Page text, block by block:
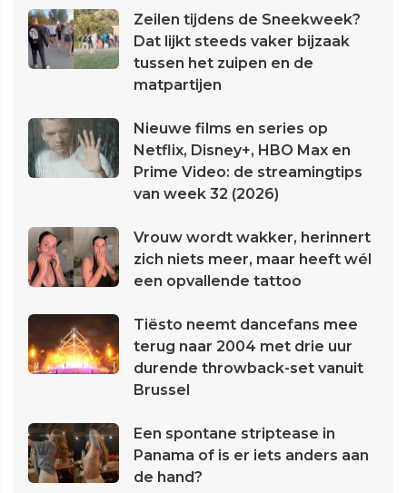
Zeilen tijdens de Sneekweek?
Dat lijkt steeds vaker bijzaak
tussen het zuipen en de
matpartijen
Nieuwe films en series op
Netflix, Disney+, HBO Max en
Prime Video: de streamingtips
van week 32 (2026)
Vrouw wordt wakker, herinnert
zich niets meer, maar heeft wél
een opvallende tattoo
Tiësto neemt dancefans mee
terug naar 2004 met drie uur
durende throwback-set vanuit
Brussel
Een spontane striptease in
Panama of is er iets anders aan
de hand?